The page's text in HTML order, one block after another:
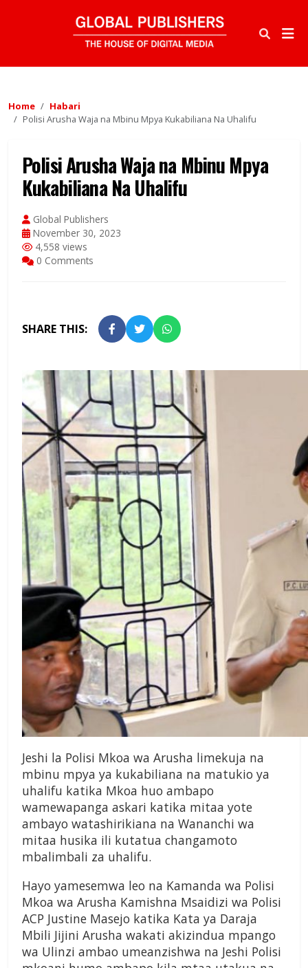
Home
Habari
Polisi Arusha Waja na Mbinu Mpya Kukabiliana Na Uhalifu
Polisi Arusha Waja na Mbinu Mpya
Kukabiliana Na Uhalifu
Global Publishers
November 30, 2023
4,558 views
0 Comments
SHARE THIS:
Jeshi la Polisi Mkoa wa Arusha limekuja na
mbinu mpya ya kukabiliana na matukio ya
uhalifu katika Mkoa huo ambapo
wamewapanga askari katika mitaa yote
ambayo watashirikiana na Wananchi wa
mitaa husika ili kutatua changamoto
mbalimbali za uhalifu.
Hayo yamesemwa leo na Kamanda wa Polisi
Mkoa wa Arusha Kamishna Msaidizi wa Polisi
ACP Justine Masejo katika Kata ya Daraja
Mbili Jijini Arusha wakati akizindua mpango
wa Ulinzi ambao umeanzishwa na Jeshi Polisi